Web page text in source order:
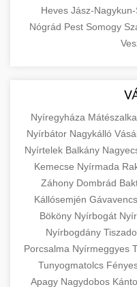
Heves Jász-
Nógrád Pest Somogy
Nyíregyháza Mátészalka
Nyírbátor Nagykálló
Nyírtelek Balkány
Kemecse Nyírmada
Záhony Dombrád
Kállósemjén
Bököny Nyírbogát
Nyírbogdány
Porcsalma Nyírmeggyes
Tunyogmatolcs
Apagy Nagydobos